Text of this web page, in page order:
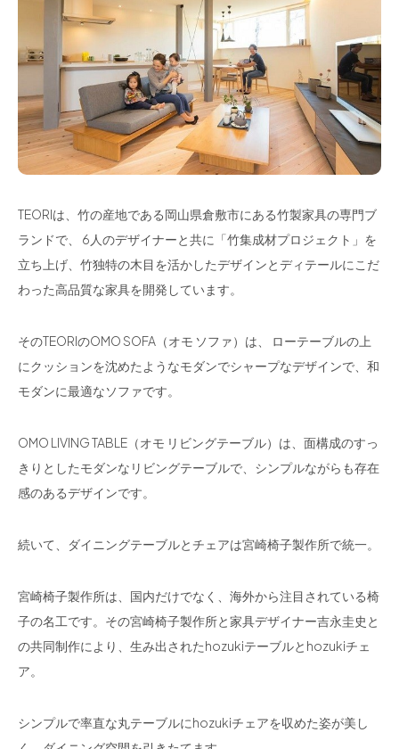
TEORIは、竹の産地である岡山県倉敷市にある竹製家具の専門ブ
ランドで、 6人のデザイナーと共に「竹集成材プロジェクト」を
立ち上げ、竹独特の木目を活かしたデザインとディテールにこだ
わった高品質な家具を開発しています。
そのTEORIのOMO SOFA（オモ ソファ）は、 ローテーブルの上
にクッションを沈めたようなモダンでシャープなデザインで、和
モダンに最適なソファです。
OMO LIVING TABLE（オモ リビングテーブル）は、面構成のすっ
きりとしたモダンなリビングテーブルで、シンプルながらも存在
感のあるデザインです。
続いて、ダイニングテーブルとチェアは宮崎椅子製作所で統一。
宮崎椅子製作所は、国内だけでなく、海外から注目されている椅
子の名工です。その宮崎椅子製作所と家具デザイナー吉永圭史と
の共同制作により、生み出されたhozukiテーブルとhozukiチェ
ア。
シンプルで率直な丸テーブルにhozukiチェアを収めた姿が美し